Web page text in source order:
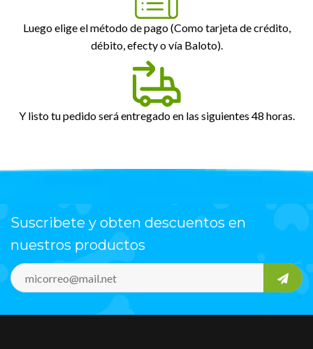
Luego elige el método de pago (Como tarjeta de crédito,
débito, efecty o vía Baloto).
Y listo tu pedido será entregado en las siguientes 48 horas.
Suscribete y obten descuentos en
nuestros productos